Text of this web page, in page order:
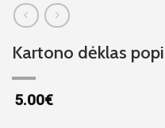
Kartono dėklas
5.00€